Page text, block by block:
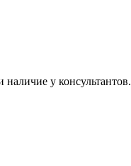
у консультантов.